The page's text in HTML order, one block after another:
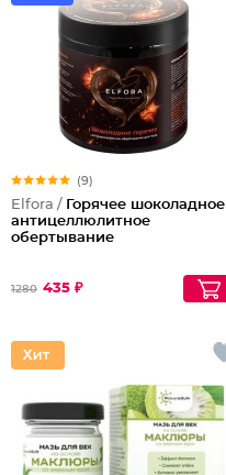
(9)
Elfora / Горячее шоколадное
антицеллюлитное
обертывание
1280 435 ₽